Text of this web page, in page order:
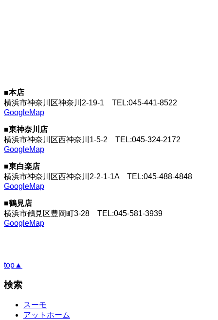
■本店
横浜市神奈川区神奈川2-19-1 TEL:045-441-8522
GoogleMap
■東神奈川店
横浜市神奈川区西神奈川1-5-2 TEL:045-324-2172
GoogleMap
■東白楽店
横浜市神奈川区西神奈川2-2-1-1A TEL:045-488-4848
GoogleMap
■鶴見店
横浜市鶴見区豊岡町3-28 TEL:045-581-3939
GoogleMap
top▲
検索
スーモ
アットホーム